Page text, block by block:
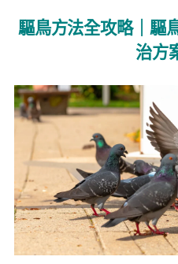
驅鳥方法全攻略｜驅
治方